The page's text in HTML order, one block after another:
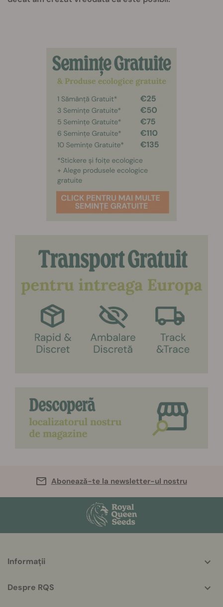
Abonează-te la newsletter-ul nostru
helpful
Informații
Despre RQS